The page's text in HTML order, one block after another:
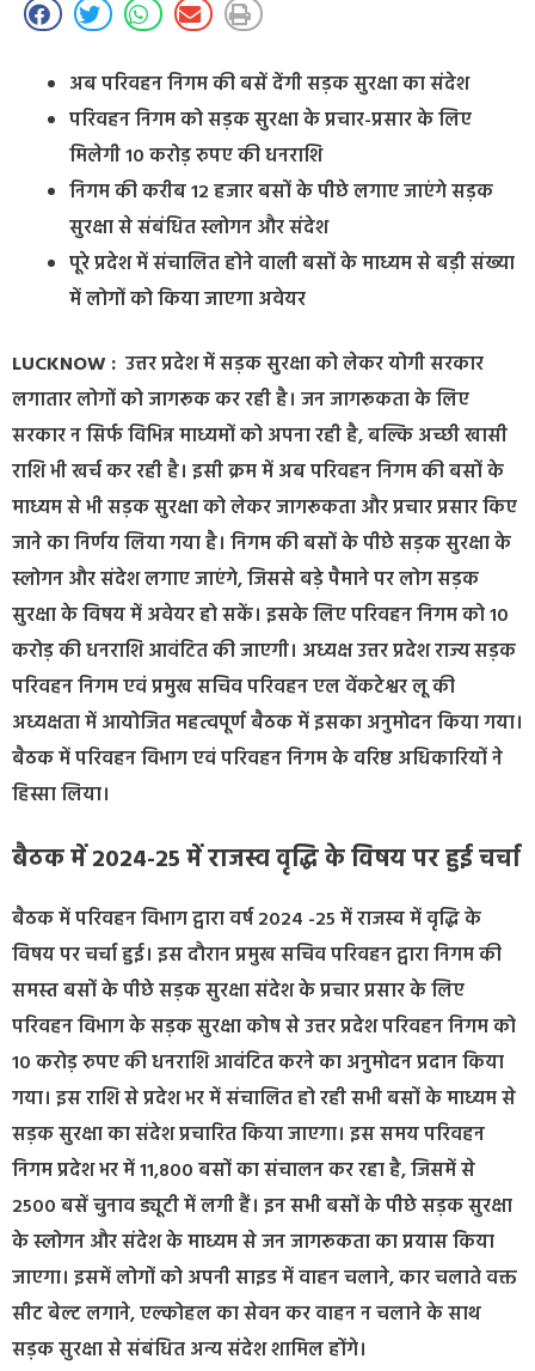
अब परिवहन निगम की बसें देंगी सड़क सुरक्षा का संदेश
परिवहन निगम को सड़क सुरक्षा के प्रचार-प्रसार के लिए
मिलेगी 10 करोड़ रुपए की धनराशि
निगम की करीब 12 हजार बसों के पीछे लगाए जाएंगे सड़क
सुरक्षा से संबंधित स्लोगन और संदेश
पूरे प्रदेश में संचालित होने वाली बसों के माध्यम से बड़ी संख्या
में लोगों को किया जाएगा अवेयर
LUCKNOW : उत्तर प्रदेश में सड़क सुरक्षा को लेकर योगी सरकार
लगातार लोगों को जागरूक कर रही है। जन जागरूकता के लिए
सरकार न सिर्फ विभिन्न माध्यमों को अपना रही है, बल्कि अच्छी खासी
राशि भी खर्च कर रही है। इसी क्रम में अब परिवहन निगम की बसों के
माध्यम से भी सड़क सुरक्षा को लेकर जागरूकता और प्रचार प्रसार किए
जाने का निर्णय लिया गया है। निगम की बसों के पीछे सड़क सुरक्षा के
स्लोगन और संदेश लगाए जाएंगे, जिससे बड़े पैमाने पर लोग सड़क
सुरक्षा के विषय में अवेयर हो सकें। इसके लिए परिवहन निगम को 10
करोड़ की धनराशि आवंटित की जाएगी। अध्यक्ष उत्तर प्रदेश राज्य सड़क
परिवहन निगम एवं प्रमुख सचिव परिवहन एल वेंकटेश्वर लू की
अध्यक्षता में आयोजित महत्वपूर्ण बैठक में इसका अनुमोदन किया गया।
बैठक में परिवहन विभाग एवं परिवहन निगम के वरिष्ठ अधिकारियों ने
हिस्सा लिया।
बैठक में 2024-25 में राजस्व वृद्धि के विषय पर हुई चर्चा
बैठक में परिवहन विभाग द्वारा वर्ष 2024 -25 में राजस्व में वृद्धि के
विषय पर चर्चा हुई। इस दौरान प्रमुख सचिव परिवहन द्वारा निगम की
समस्त बसों के पीछे सड़क सुरक्षा संदेश के प्रचार प्रसार के लिए
परिवहन विभाग के सड़क सुरक्षा कोष से उत्तर प्रदेश परिवहन निगम को
10 करोड़ रुपए की धनराशि आवंटित करने का अनुमोदन प्रदान किया
गया। इस राशि से प्रदेश भर में संचालित हो रही सभी बसों के माध्यम से
सड़क सुरक्षा का संदेश प्रचारित किया जाएगा। इस समय परिवहन
निगम प्रदेश भर में 11,800 बसों का संचालन कर रहा है, जिसमें से
2500 बसें चुनाव ड्यूटी में लगी हैं। इन सभी बसों के पीछे सड़क सुरक्षा
के स्लोगन और संदेश के माध्यम से जन जागरूकता का प्रयास किया
जाएगा। इसमें लोगों को अपनी साइड में वाहन चलाने, कार चलाते वक्त
सीट बेल्ट लगाने, एल्कोहल का सेवन कर वाहन न चलाने के साथ
सड़क सुरक्षा से संबंधित अन्य संदेश शामिल होंगे।